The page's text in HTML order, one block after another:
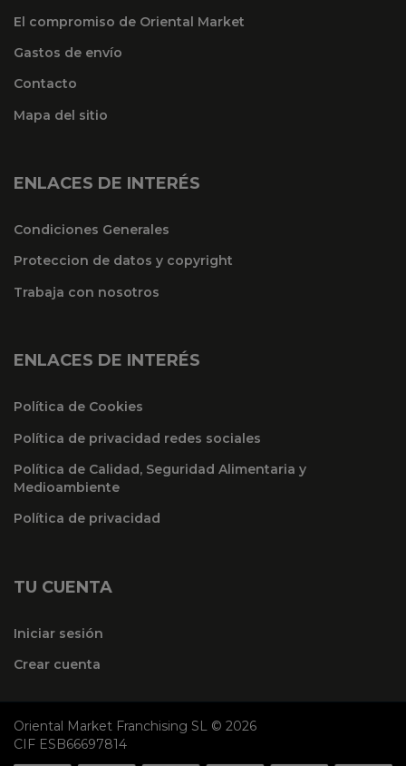
El compromiso de Oriental Market
Gastos de envío
Contacto
Mapa del sitio
ENLACES DE INTERÉS
Condiciones Generales
Proteccion de datos y copyright
Trabaja con nosotros
ENLACES DE INTERÉS
Política de Cookies
Política de privacidad redes sociales
Política de Calidad, Seguridad Alimentaria y
Medioambiente
Política de privacidad
TU CUENTA
Iniciar sesión
Crear cuenta
Oriental Market Franchising SL © 2026
CIF ESB66697814